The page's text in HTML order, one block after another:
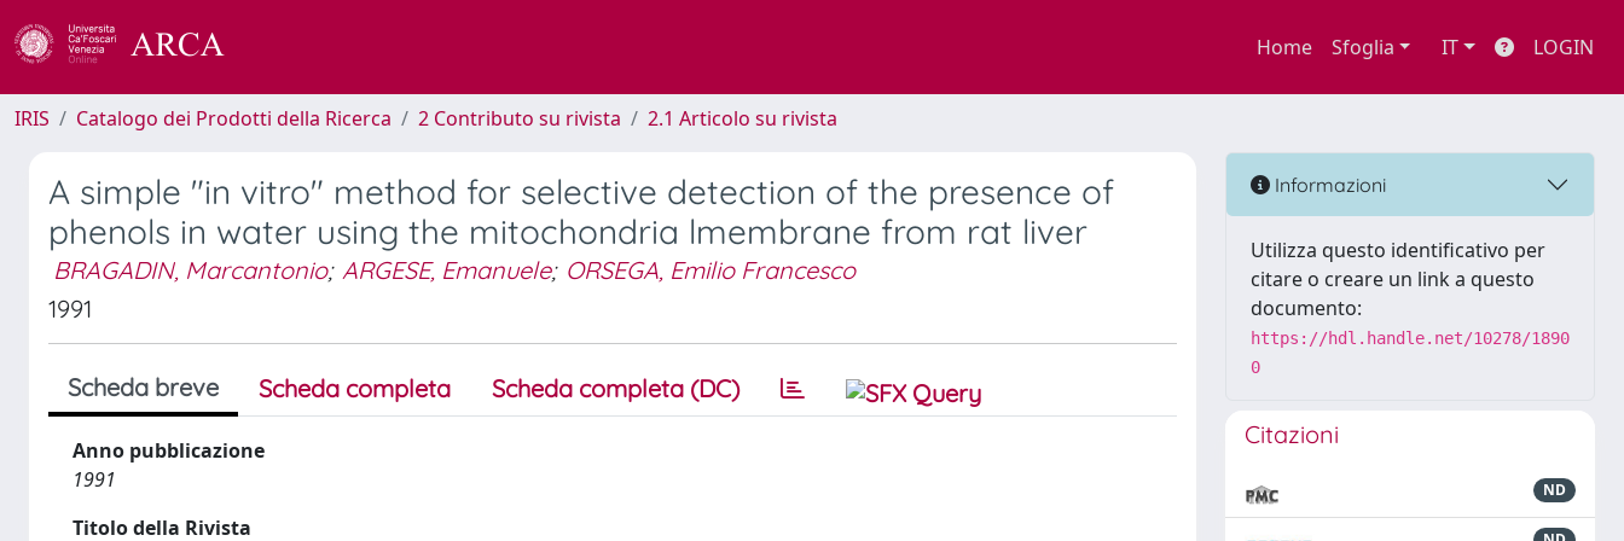
Home Sfoglia IT LOGIN
IRIS Catalogo dei Prodotti della Ricerca 2 Contributo su rivista 2.1 Articolo su rivista
A simple "in vitro" method for selective detection of the presence of
phenols in water using the mitochondria lmembrane from rat liver
BRAGADIN, Marcantonio; ARGESE, Emanuele; ORSEGA, Emilio Francesco
1991
Scheda breve Scheda completa Scheda completa (DC)
Anno pubblicazione
1991
Titolo della Rivista
Informazioni
Utilizza questo identificativo per
citare o creare un link a questo
documento:
https://hdl.handle.net/10278/1890
0
Citazioni
ND